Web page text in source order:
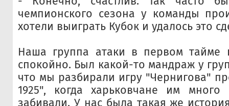
чемпионского сезона у команды
хотели выиграть Кубок и удалось это
Наша группа атаки в первом тайме
спокойно. Был какой-то мандраж у
что мы разбирали игру "Чернигова"
1925", когда харьковчане им
забивали. У нас была такая же